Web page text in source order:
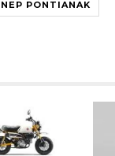
PONTIANAK
2026-08-05